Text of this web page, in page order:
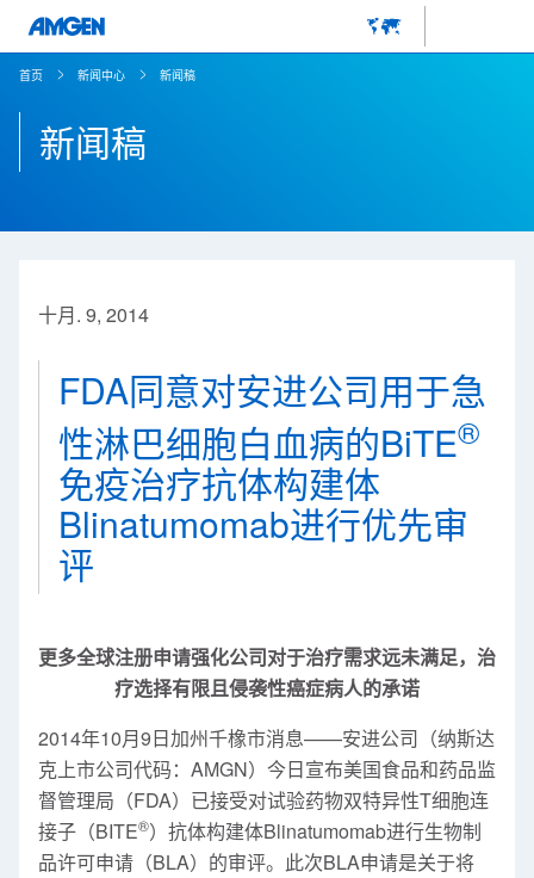
首页 新闻中心 新闻稿
新闻稿
十月. 9, 2014
FDA同意对安进公司用于急
性淋巴细胞白血病的BiTE®
免疫治疗抗体构建体
Blinatumomab进行优先审
评
更多全球注册申请强化公司对于治疗需求远未满足，治
疗选择有限且侵袭性癌症病人的承诺
2014年10月9日加州千橡市消息——安进公司（纳斯达
克上市公司代码：AMGN）今日宣布美国食品和药品监
督管理局（FDA）已接受对试验药物双特异性T细胞连
接子（BITE®）抗体构建体Blinatumomab进行生物制
品许可申请（BLA）的审评。此次BLA申请是关于将